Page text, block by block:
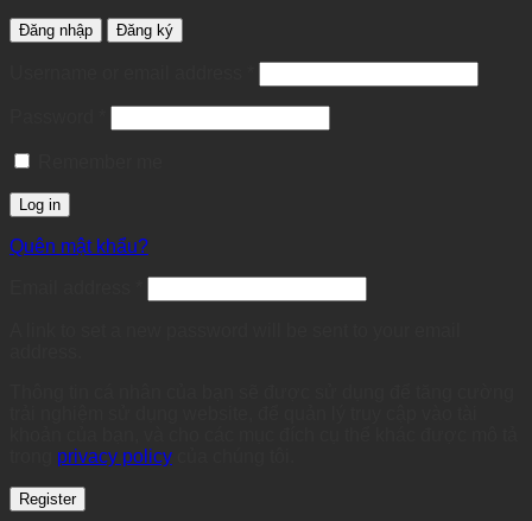
Đăng nhập Đăng ký
Log in
Quên mật khẩu?
privacy policy
Register